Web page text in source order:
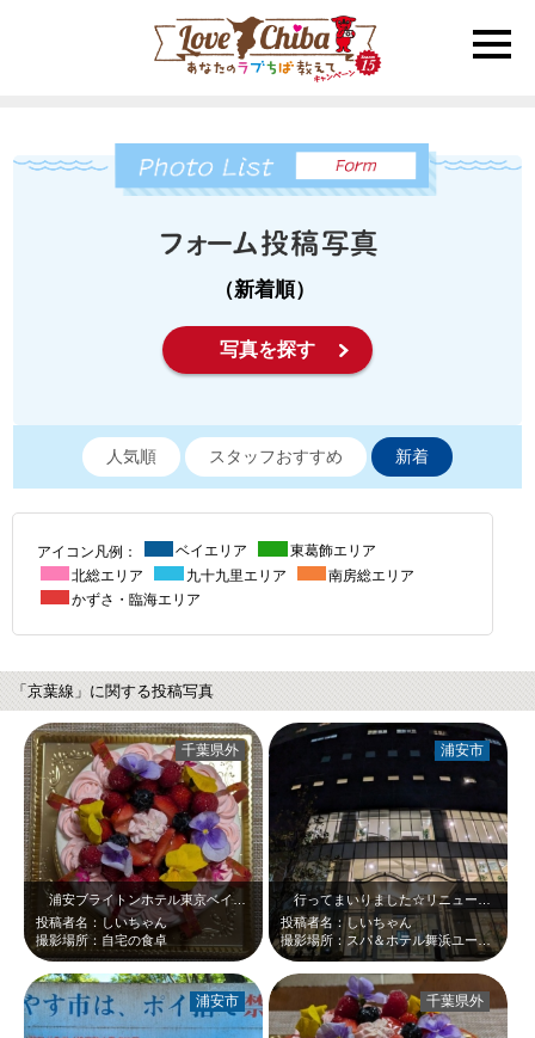
toggle
（新着順）
写真を探す
人気順 スタッフおすすめ 新着
アイコン凡例： ベイエリア
東葛飾エリア
北総エリア
九十九里エリア
南房総エリア
かずさ・臨海エリア
「京葉線」に関する投稿写真
浦安ブライトンホテル東京ベイのスイーツショップ「レーンズ」で作っていただいた…
投稿者名：しいちゃん
撮影場所：自宅の食卓
千葉県外
投稿者名：しいちゃん
撮影場所：スパ＆ホテル舞浜ユーラシア
浦安市
浦安市 千葉県外